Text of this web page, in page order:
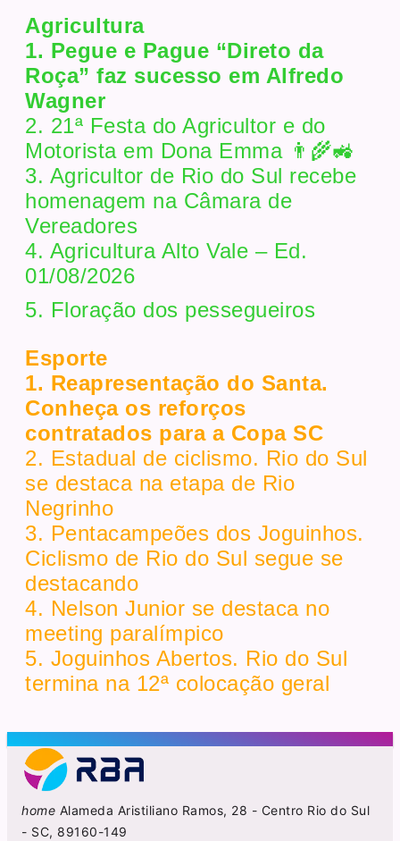
Agricultura
1. Pegue e Pague “Direto da
Roça” faz sucesso em Alfredo
Wagner
2. 21ª Festa do Agricultor e do
Motorista em Dona Emma 👨‍🌾🚜
3. Agricultor de Rio do Sul recebe
homenagem na Câmara de
Vereadores
4. Agricultura Alto Vale – Ed.
01/08/2026
5. Floração dos pessegueiros
Esporte
1. Reapresentação do Santa.
Conheça os reforços
contratados para a Copa SC
2. Estadual de ciclismo. Rio do Sul
se destaca na etapa de Rio
Negrinho
3. Pentacampeões dos Joguinhos.
Ciclismo de Rio do Sul segue se
destacando
4. Nelson Junior se destaca no
meeting paralímpico
5. Joguinhos Abertos. Rio do Sul
termina na 12ª colocação geral
home Alameda Aristiliano Ramos, 28 - Centro Rio do Sul
- SC, 89160-149